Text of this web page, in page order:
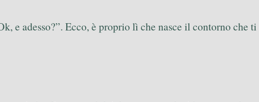
e adesso?”. Ecco, è proprio lì che nasce il contorno che ti